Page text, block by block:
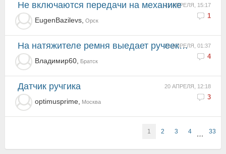
21 АПРЕЛЯ, 15:17
1
Не включаются передачи на механике
EugenBazilevs, Орск
21 АПРЕЛЯ, 01:37
4
на натяжителе ремня выедает ручеек ремнем
Владимир60, Братск
20 АПРЕЛЯ, 12:18
3
Датчик ручгика
optimusprime, Москва
1 2 3 4 … 33